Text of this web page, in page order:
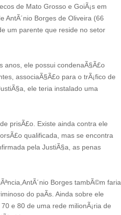
de Mato Grosso e GoiÃ¡s em
AntÃ´nio Borges de Oliveira (66
um parente que reside no setor
anos, ele possui condenaÃ§Ã£o
associaÃ§Ã£o para o trÃ¡fico de
ele teria instalado uma
prisÃ£o. Existe ainda contra ele
qualificada, mas se encontra
pela JustiÃ§a, as penas
Borges tambÃ©m faria
do paÃ­s. Ainda sobre ele
e 80 de uma rede milionÃ¡ria de